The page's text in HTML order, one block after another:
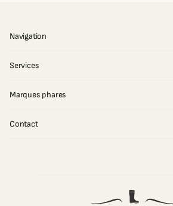
Navigation
Services
Marques phares
Contact